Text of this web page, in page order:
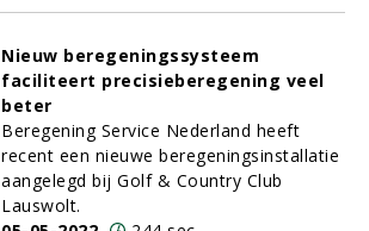
Nieuw beregeningssysteem
faciliteert precisieberegening veel
beter
Beregening Service Nederland heeft
recent een nieuwe beregeningsinstallatie
aangelegd bij Golf & Country Club
Lauswolt.